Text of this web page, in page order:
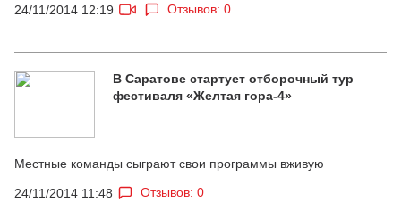
24/11/2014 12:19 Отзывов: 0
В Саратове стартует отборочный тур
фестиваля «Желтая гора-4»
Местные команды сыграют свои программы вживую
24/11/2014 11:48 Отзывов: 0